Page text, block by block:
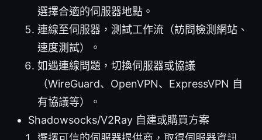
選擇合適的伺服器地點。
連線至伺服器，測試工作流（訪問檢測網站、
速度測試）。
如遇連線問題，切換伺服器或協議
（WireGuard、OpenVPN、ExpressVPN 自
有協議等）。
Shadowsocks/V2Ray 自建或購買方案